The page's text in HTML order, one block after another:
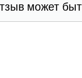
может